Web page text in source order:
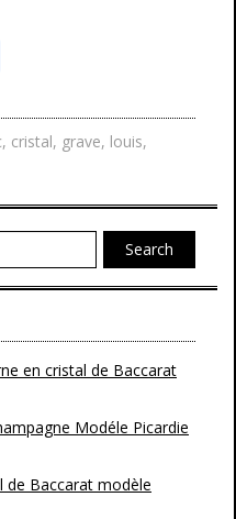
ta
g
er
, cristal, grave, louis,
Search
en cristal de Baccarat
Modéle Picardie
de Baccarat modèle